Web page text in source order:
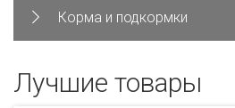
Корма и подкормки
Лучшие товары